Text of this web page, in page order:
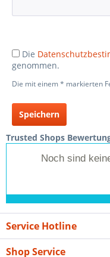
Die
genommen.
Die mit einem * markierten
Speichern
Trusted Shops
Noch sind
Service Hotline
Shop Service